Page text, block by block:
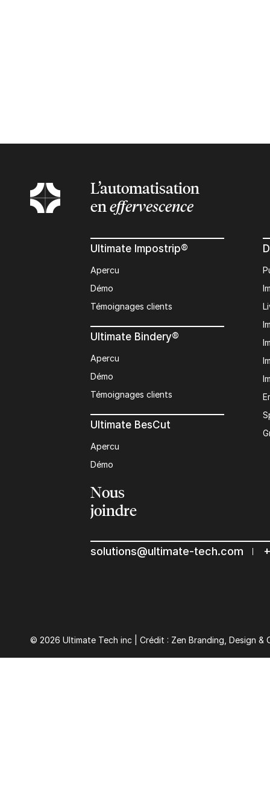
L’automatisation
eneffervescence
Ultimate Impostrip®
Apercu
Démo
Témoignages clients
Ultimate Bindery®
Apercu
Démo
Témoignages clients
Ultimate BesCut
Apercu
Démo
Nous
joindre
solutions@ultimate-tech.com
© 2026 Ultimate Tech inc | Crédit : Zen Branding, Design &